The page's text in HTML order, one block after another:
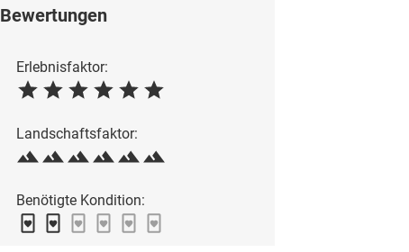
Bewertungen
Erlebnisfaktor:
Landschaftsfaktor:
Benötigte Kondition: